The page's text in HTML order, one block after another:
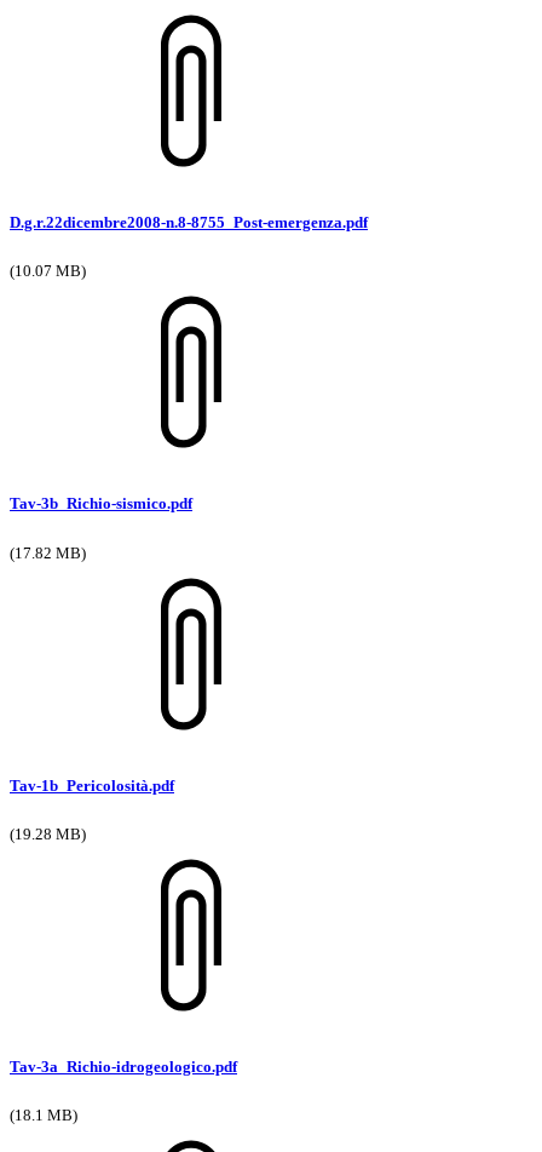
D.g.r.22dicembre2008-n.8-8755_Post-emergenza.pdf
(10.07 MB)
Tav-3b_Richio-sismico.pdf
(17.82 MB)
Tav-1b_Pericolosità.pdf
(19.28 MB)
Tav-3a_Richio-idrogeologico.pdf
(18.1 MB)